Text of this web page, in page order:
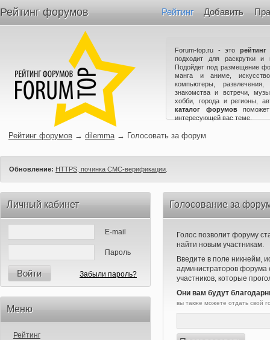
Рейтинг форумов Рейтинг Добавить
Forum-top.ru - это
подходит для раскрутки и
Подойдет под размещение
манга и аниме,
компьютеры,
знакомства и встречи,
хобби, города и регионы,
каталог форумов
интересующей вас теме.
Рейтинг форумов → dilemma → Голосовать за форум
Обновление: HTTPS, починка СМС-верификации
Личный кабинет
E-mail
Пароль
Войти Забыли пароль?
Меню
Рейтинг
Голосование за
Голос позволит форуму
найти новым участникам.
Введите в поле никнейм,
администраторов форума
участников, которые
Они вам будут
вы также можете отдать свой